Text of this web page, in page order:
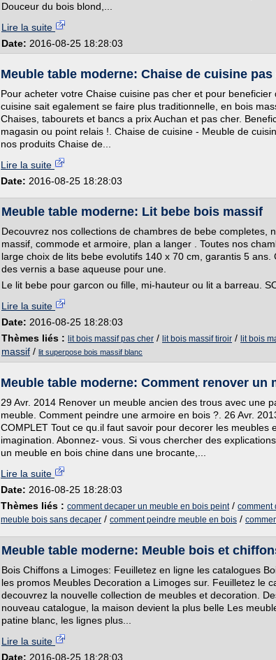
Douceur du bois blond,...
Lire la suite
Date: 2016-08-25 18:28:03
Meuble table moderne: Chaise de cuisine
Pour acheter votre Chaise cuisine pas cher et pour
cuisine sait egalement se faire plus traditionnelle, en bois
Chaises, tabourets et bancs a prix Auchan et pas cher.
magasin ou point relais !. Chaise de cuisine - Meuble de
nos produits Chaise de...
Lire la suite
Date: 2016-08-25 18:28:03
Meuble table moderne: Lit bebe bois massif
Decouvrez nos collections de chambres de bebe completes,
massif, commode et armoire, plan a langer . Toutes nos
large choix de lits bebe evolutifs 140 x 70 cm, garantis 5
des vernis a base aqueuse pour une.
Le lit bebe pour garcon ou fille, mi-hauteur ou lit a barreau.
Lire la suite
Date: 2016-08-25 18:28:03
Thèmes liés : lit bois massif pas cher / lit bois massif tiroir / lit bois
massif / lit superpose bois massif blanc
Meuble table moderne: Comment renover un
29 Avr. 2014 Renover un meuble ancien des trous avec une
meuble. Comment peindre une armoire en bois ?. 26 Avr.
COMPLET Tout ce qu.il faut savoir pour decorer les meubles
imagination. Abonnez- vous. Si vous chercher des
un meuble en bois chine dans une brocante,...
Lire la suite
Date: 2016-08-25 18:28:03
Thèmes liés : comment decaper un meuble en bois peint/ comment
meuble bois sans decaper / comment peindre meuble en bois /
Meuble table moderne: Meuble bois et
Bois Chiffons a Limoges: Feuilletez en ligne les catalogues
les promos Meubles Decoration a Limoges sur. Feuilletez le
decouvrez la nouvelle collection de meubles et decoration.
nouveau catalogue, la maison devient la plus belle Les
patine blanc, les lignes plus...
Lire la suite
Date: 2016-08-25 18:28:03